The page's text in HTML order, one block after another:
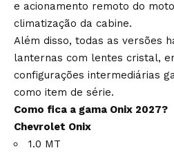
e acionamento remoto do
climatização da cabine.
Além disso, todas as versões
lanternas com lentes cristal,
configurações intermediárias
como item de série.
Como fica a gama Onix 2027?
Chevrolet Onix
1.0 MT